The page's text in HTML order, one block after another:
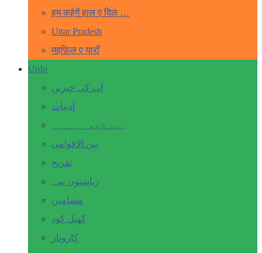
हम कहेगें हाल ए दिल …
Uttar Pradesh
महफ़िल ए याराँ
Urdu
آپ کی خبریں
ادبیات
بہت کچھ۔ ۔۔۔۔۔
بین الاقوامی
تفریح
ریاستوں سے
مضامین
کھیل کود
کاروبار